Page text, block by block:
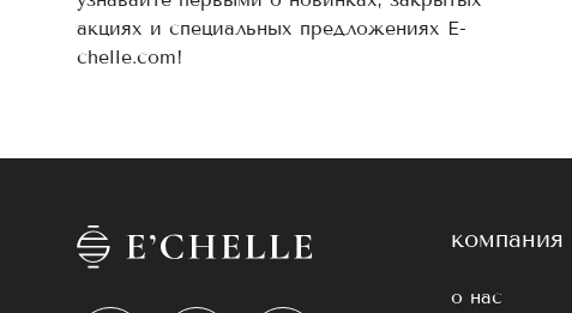
акциях и специальных предложениях E-
chelle.com!
компания
о нас